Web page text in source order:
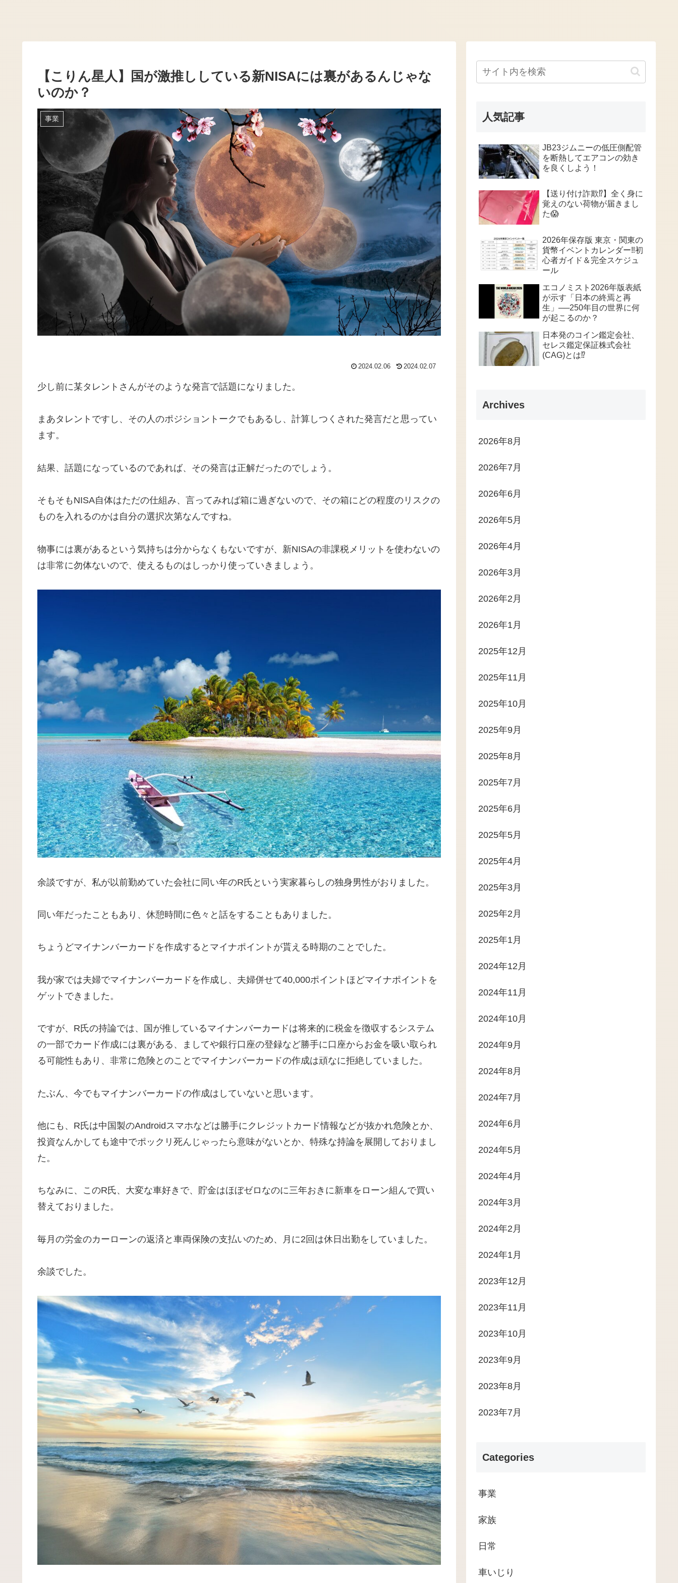
【こりん星人】国が激推ししている新NISAには裏があるんじゃな
いのか？
事業
2024.02.06 2024.02.07
少し前に某タレントさんがそのような発言で話題になりました。
まあタレントですし、その人のポジショントークでもあるし、計算しつくされた発言だと思ってい
ます。
結果、話題になっているのであれば、その発言は正解だったのでしょう。
そもそもNISA自体はただの仕組み、言ってみれば箱に過ぎないので、その箱にどの程度のリスクの
ものを入れるのかは自分の選択次第なんですね。
物事には裏があるという気持ちは分からなくもないですが、新NISAの非課税メリットを使わないの
は非常に勿体ないので、使えるものはしっかり使っていきましょう。
余談ですが、私が以前勤めていた会社に同い年のR氏という実家暮らしの独身男性がおりました。
同い年だったこともあり、休憩時間に色々と話をすることもありました。
ちょうどマイナンバーカードを作成するとマイナポイントが貰える時期のことでした。
我が家では夫婦でマイナンバーカードを作成し、夫婦併せて40,000ポイントほどマイナポイントを
ゲットできました。
ですが、R氏の持論では、国が推しているマイナンバーカードは将来的に税金を徴収するシステム
の一部でカード作成には裏がある、ましてや銀行口座の登録など勝手に口座からお金を吸い取られ
る可能性もあり、非常に危険とのことでマイナンバーカードの作成は頑なに拒絶していました。
たぶん、今でもマイナンバーカードの作成はしていないと思います。
他にも、R氏は中国製のAndroidスマホなどは勝手にクレジットカード情報などが抜かれ危険とか、
投資なんかしても途中でポックリ死んじゃったら意味がないとか、特殊な持論を展開しておりまし
た。
ちなみに、このR氏、大変な車好きで、貯金はほぼゼロなのに三年おきに新車をローン組んで買い
替えておりました。
毎月の労金のカーローンの返済と車両保険の支払いのため、月に2回は休日出勤をしていました。
余談でした。
人気記事
JB23ジムニーの低圧側配管
を断熱してエアコンの効き
を良くしよう！
【送り付け詐欺⁉️】全く身に
覚えのない荷物が届きまし
た😱
2026年保存版 東京・関東の
貨幣イベントカレンダー‼️初
心者ガイド＆完全スケジュ
ール
エコノミスト2026年版表紙
が示す「日本の終焉と再
生」──250年目の世界に何
が起こるのか？
日本発のコイン鑑定会社、
セレス鑑定保証株式会社
(CAG)とは⁉️
Archives
2026年8月
2026年7月
2026年6月
2026年5月
2026年4月
2026年3月
2026年2月
2026年1月
2025年12月
2025年11月
2025年10月
2025年9月
2025年8月
2025年7月
2025年6月
2025年5月
2025年4月
2025年3月
2025年2月
2025年1月
2024年12月
2024年11月
2024年10月
2024年9月
2024年8月
2024年7月
2024年6月
2024年5月
2024年4月
2024年3月
2024年2月
2024年1月
2023年12月
2023年11月
2023年10月
2023年9月
2023年8月
2023年7月
Categories
事業
家族
日常
車いじり